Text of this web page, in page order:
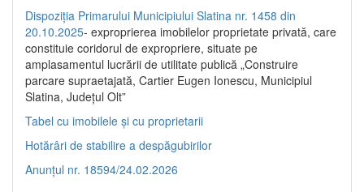
Dispoziția Primarului Municipiului Slatina nr. 1458 din
20.10.2025- exproprierea imobilelor proprietate privată, care
constituie coridorul de expropriere, situate pe
amplasamentul lucrării de utilitate publică „Construire
parcare supraetajată, Cartier Eugen Ionescu, Municipiul
Slatina, Județul Olt”
Tabel cu imobilele și cu proprietarii
Hotărâri de stabilire a despăgubirilor
Anunțul nr. 18594/24.02.2026